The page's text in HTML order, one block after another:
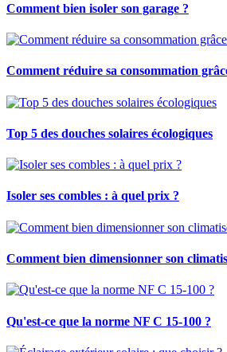
Comment bien isoler son garage ?
Comment réduire sa consommation
Top 5 des douches solaires écologiques
Isoler ses combles : à quel prix ?
Comment bien dimensionner son
Qu'est-ce que la norme NF C 15-100 ?